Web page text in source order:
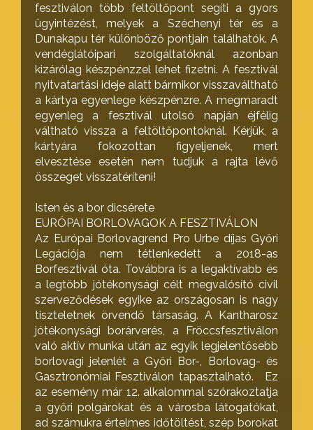
fesztiválon több feltöltőpont segíti a gyors
ügyintézést, melyek a Széchenyi tér és a
Dunakapu tér különböző pontjain találhatók. A
vendéglátóipari szolgáltatóknál azonban
kizárólag készpénzzel lehet fizetni. A fesztivál
nyitvatartási ideje alatt bármikor visszaváltható
a kártya egyenlege készpénzre. A megmaradt
egyenleg a fesztivál utolsó napján éjfélig
váltható vissza a feltöltőpontoknál. Kérjük, a
kártyára fokozottan figyeljenek, mert
elvesztése esetén nem tudjuk a rajta lévő
összeget visszatéríteni!
Isten és a bor dicsérete
EURÓPAI BORLOVAGOK A FESZTIVÁLON
Az Európai Borlovagrend Pro Urbe díjas Győri
Legációja nem tétlenkedett a 2018-as
Borfesztivál óta. Továbbra is a legaktívabb és
a legtöbb jótékonysági célt megvalósító civil
szerveződések egyike az országosan is nagy
tiszteletnek örvendő társaság. A Kantharosz
jótékonysági borárverés, a Fröccsfesztiválon
való aktív munka után az egyik legjelentősebb
borlovagi jelenlét a Győri Bor-, Borlovag- és
Gasztronómiai Fesztiválon tapasztalható. Ez
az esemény már 12. alkalommal szórakoztatja
a győri polgárokat és a városba látogatókat,
ad számukra értelmes időtöltést, szép borokat